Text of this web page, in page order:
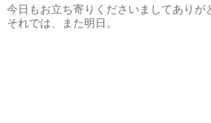
今日もお立ち寄りくださいましてありが
それでは、また明日。